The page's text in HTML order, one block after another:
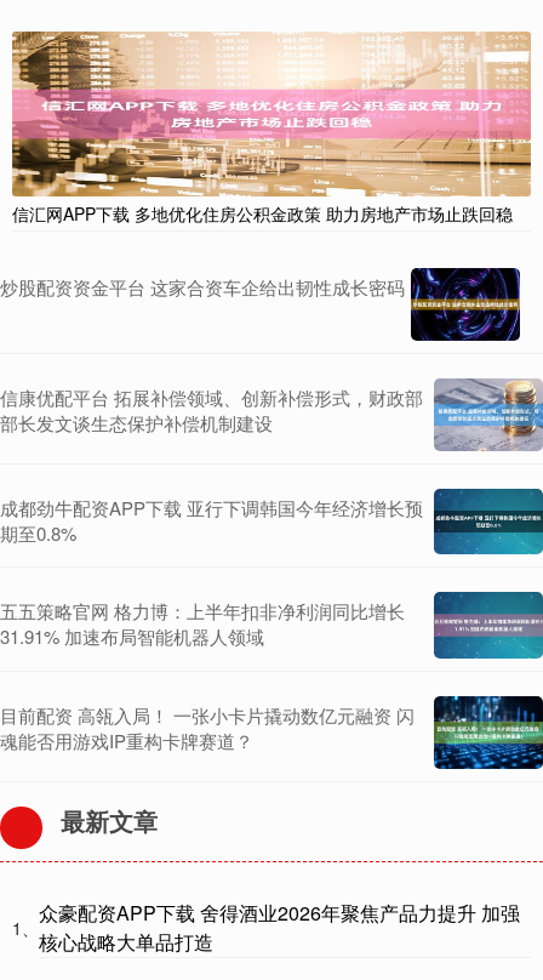
信汇网APP下载 多地优化住房公积金政策 助力房地产市场止跌回稳
炒股配资资金平台 这家合资车企给出韧性成长密码
信康优配平台 拓展补偿领域、创新补偿形式，财政部
部长发文谈生态保护补偿机制建设
成都劲牛配资APP下载 亚行下调韩国今年经济增长预
期至0.8%
五五策略官网 格力博：上半年扣非净利润同比增长
31.91% 加速布局智能机器人领域
目前配资 高瓴入局！ 一张小卡片撬动数亿元融资 闪
魂能否用游戏IP重构卡牌赛道？
最新文章
1、
众豪配资APP下载 舍得酒业2026年聚焦产品力提升 加强
核心战略大单品打造